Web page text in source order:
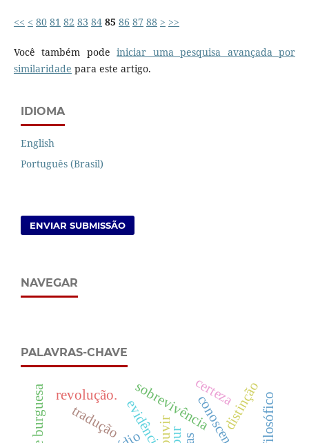
<< < 80 81 82 83 84 85 86 87 88 > >>
Você também podeiniciar uma pesquisa avançada por
similaridade para este artigo.
IDIOMA
English
Português (Brasil)
ENVIAR SUBMISSÃO
NAVEGAR
PALAVRAS-CHAVE
conoscenza
evidência
sobrevivência
tradução distinção
revolução. certeza
ouvir